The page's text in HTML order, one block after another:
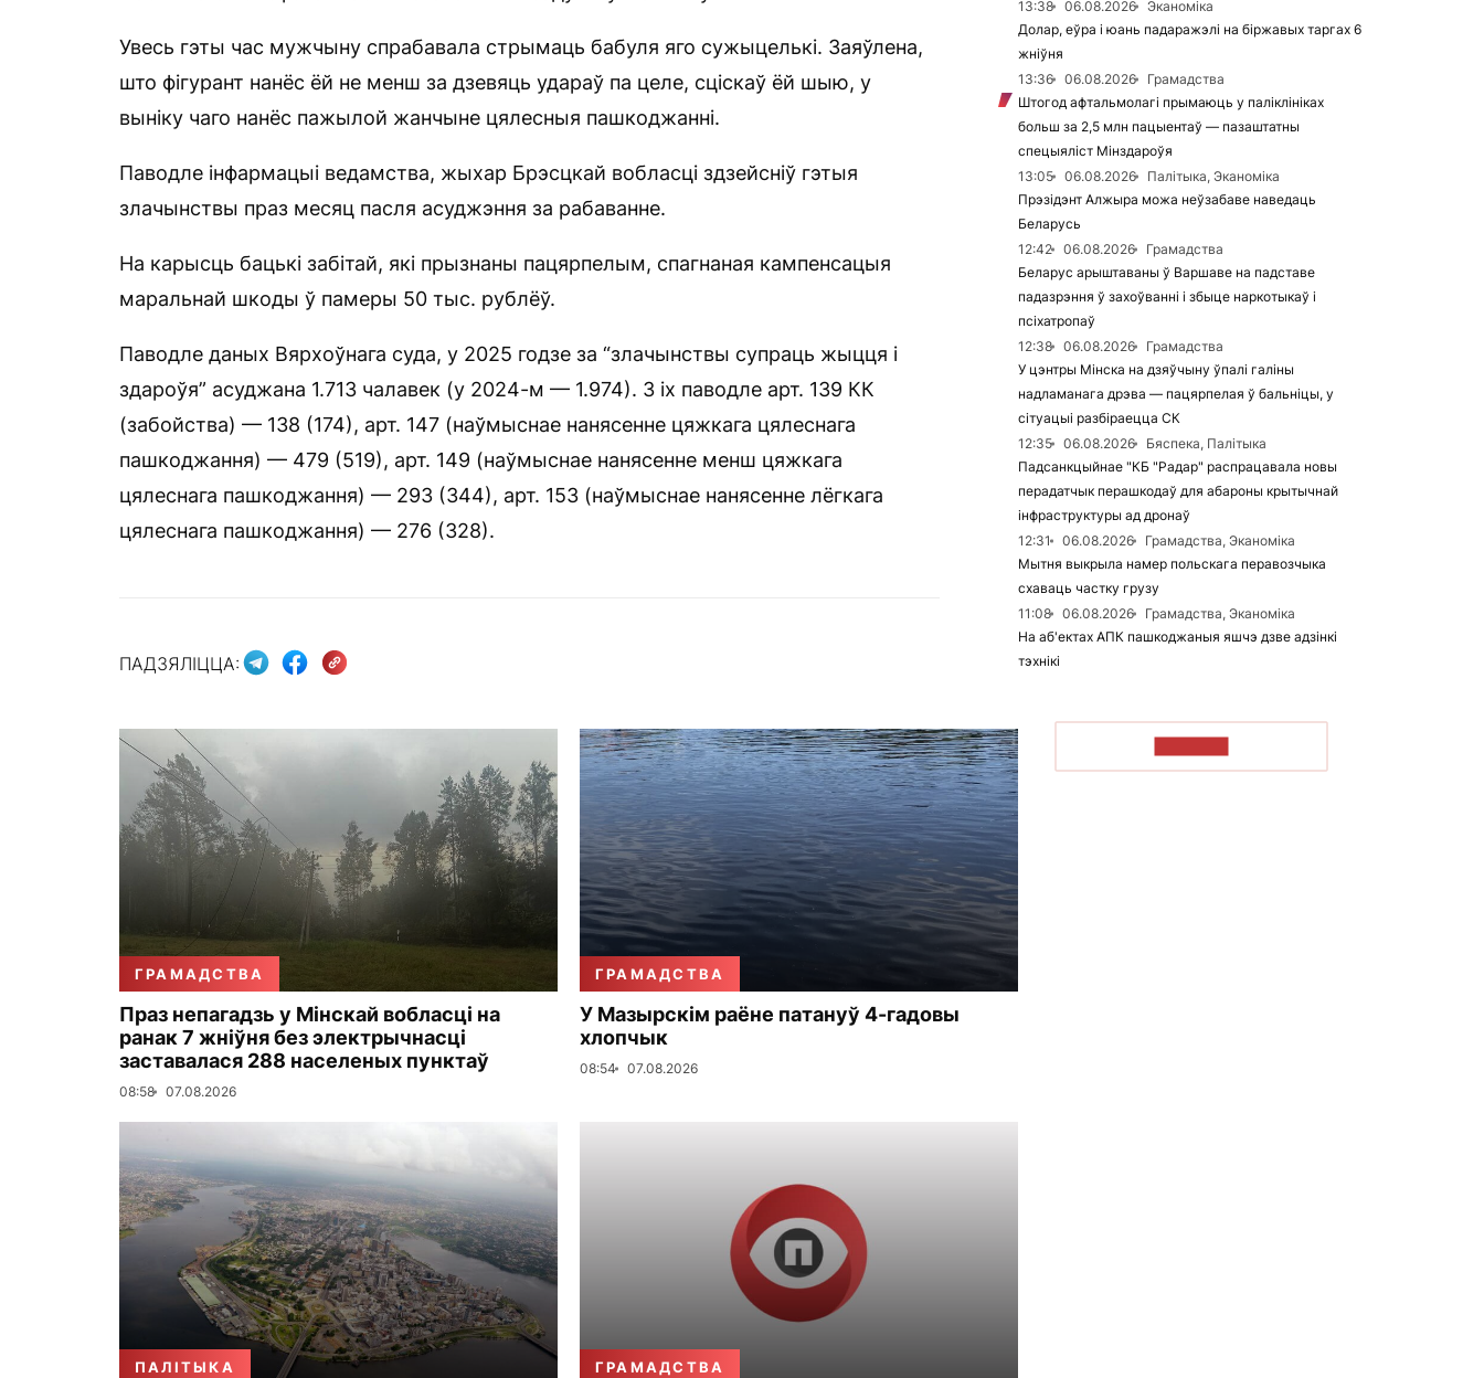
Увесь гэты час мужчыну спрабавала стрымаць бабуля яго сужыцелькі. Заяўлена,
што фігурант нанёс ёй не менш за дзевяць удараў па целе, сціскаў ёй шыю, у
выніку чаго нанёс пажылой жанчыне цялесныя пашкоджанні.
Паводле інфармацыі ведамства, жыхар Брэсцкай вобласці здзейсніў гэтыя
злачынствы праз месяц пасля асуджэння за рабаванне.
На карысць бацькі забітай, які прызнаны пацярпелым, спагнаная кампенсацыя
маральнай шкоды ў памеры 50 тыс. рублёў.
Паводле даных Вярхоўнага суда, у 2025 годзе за “злачынствы супраць жыцця і
здароўя” асуджана 1.713 чалавек (у 2024-м — 1.974). З іх паводле арт. 139 КК
(забойства) — 138 (174), арт. 147 (наўмыснае нанясенне цяжкага цялеснага
пашкоджання) — 479 (519), арт. 149 (наўмыснае нанясенне менш цяжкага
цялеснага пашкоджання) — 293 (344), арт. 153 (наўмыснае нанясенне лёгкага
цялеснага пашкоджання) — 276 (328).
ПАДЗЯЛІЦЦА:
ГРАМАДСТВА
Праз непагадзь у Мінскай вобласці на
ранак 7 жніўня без электрычнасці
заставалася 288 населеных пунктаў
08:58 07.08.2026
ГРАМАДСТВА
У Мазырскім раёне патануў 4-гадовы
хлопчык
08:54 07.08.2026
ПАЛІТЫКА ГРАМАДСТВА
13:38
06.08.2026
Эканоміка
Долар, еўра і юань падаражэлі на біржавых таргах 6
жніўня
13:36
06.08.2026
Грамадства
Штогод афтальмолагі прымаюць у паліклініках
больш за 2,5 млн пацыентаў — пазаштатны
спецыяліст Мінздароўя
13:05
06.08.2026
Палітыка, Эканоміка
Прэзідэнт Алжыра можа неўзабаве наведаць
Беларусь
12:42
06.08.2026
Грамадства
Беларус арыштаваны ў Варшаве на падставе
падазрэння ў захоўванні і збыце наркотыкаў і
псіхатропаў
12:38
06.08.2026
Грамадства
У цэнтры Мінска на дзяўчыну ўпалі галіны
надламанага дрэва — пацярпелая ў бальніцы, у
сітуацыі разбіраецца СК
12:35
06.08.2026
Бяспека, Палітыка
Падсанкцыйнае "КБ "Радар" распрацавала новы
перадатчык перашкодаў для абароны крытычнай
інфраструктуры ад дронаў
12:31
06.08.2026
Грамадства, Эканоміка
Мытня выкрыла намер польскага перавозчыка
схаваць частку грузу
11:08
06.08.2026
Грамадства, Эканоміка
На аб'ектах АПК пашкоджаныя яшчэ дзве адзінкі
тэхнікі